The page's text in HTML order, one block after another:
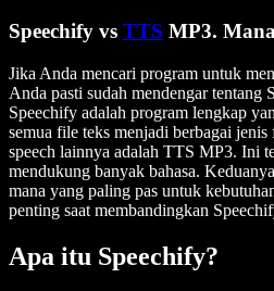
Speechify vs TTS MP3.
Jika Anda mencari program untuk
Anda pasti sudah mendengar tentang
Speechify adalah program lengkap
semua file teks menjadi berbagai
speech lainnya adalah TTS MP3. Ini
mendukung banyak bahasa.
mana yang paling pas untuk
penting saat membandingkan
Apa itu Speechify?